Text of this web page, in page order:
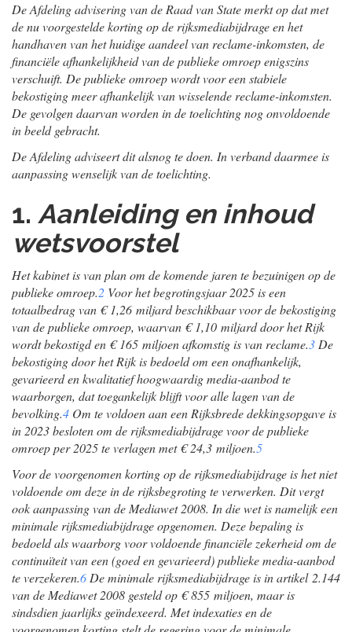
De Afdeling advisering van de Raad van State merkt op dat met
de nu voorgestelde korting op de rijksmediabijdrage en het
handhaven van het huidige aandeel van reclame-inkomsten, de
financiële afhankelijkheid van de publieke omroep enigszins
verschuift. De publieke omroep wordt voor een stabiele
bekostiging meer afhankelijk van wisselende reclame-inkomsten.
De gevolgen daarvan worden in de toelichting nog onvoldoende
in beeld gebracht.
De Afdeling adviseert dit alsnog te doen. In verband daarmee is
aanpassing wenselijk van de toelichting.
1. Aanleiding en inhoud
wetsvoorstel
Het kabinet is van plan om de komende jaren te bezuinigen op de
publieke omroep.2 Voor het begrotingsjaar 2025 is een
totaalbedrag van € 1,26 miljard beschikbaar voor de bekostiging
van de publieke omroep, waarvan € 1,10 miljard door het Rijk
wordt bekostigd en € 165 miljoen afkomstig is van reclame.3 De
bekostiging door het Rijk is bedoeld om een onafhankelijk,
gevarieerd en kwalitatief hoogwaardig media-aanbod te
waarborgen, dat toegankelijk blijft voor alle lagen van de
bevolking.4 Om te voldoen aan een Rijksbrede dekkingsopgave is
in 2023 besloten om de rijksmediabijdrage voor de publieke
omroep per 2025 te verlagen met € 24,3 miljoen.5
Voor de voorgenomen korting op de rijksmediabijdrage is het niet
voldoende om deze in de rijksbegroting te verwerken. Dit vergt
ook aanpassing van de Mediawet 2008. In die wet is namelijk een
minimale rijksmediabijdrage opgenomen. Deze bepaling is
bedoeld als waarborg voor voldoende financiële zekerheid om de
continuïteit van een (goed en gevarieerd) publieke media-aanbod
te verzekeren.6 De minimale rijksmediabijdrage is in artikel 2.144
van de Mediawet 2008 gesteld op € 855 miljoen, maar is
sindsdien jaarlijks geïndexeerd. Met indexaties en de